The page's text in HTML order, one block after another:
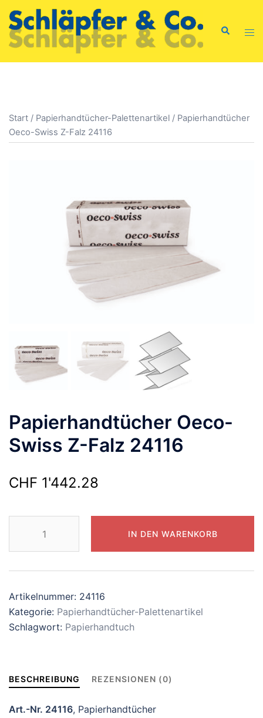
Zum
Inhalt
springen
Suche
Start / Papierhandtücher-Palettenartikel / Papierhandtücher
Oeco-Swiss Z-Falz 24116
Papierhandtücher Oeco-
Swiss Z-Falz 24116
CHF 1'442.28
Swiss
Z-
24116
Menge
IN DEN WARENKORB
Artikelnummer: 24116
Kategorie: Papierhandtücher-Palettenartikel
Schlagwort: Papierhandtuch
BESCHREIBUNG REZENSIONEN (0)
Art.-Nr. 24116, Papierhandtücher